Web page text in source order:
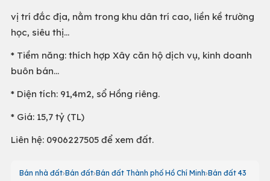
vị trí đắc địa, nằm trong khu dân trí cao, liền kề trường
học, siêu thị…
* Tiềm năng: thích hợp Xây căn hộ dịch vụ, kinh doanh
buôn bán...
* Diện tích: 91,4m2, sổ Hồng riêng.
* Giá: 15,7 tỷ (TL)
Liên hệ: 0906227505 để xem đất.
Bán nhà đất Bán đất Bán đất Thành phố Hồ Chí Minh Bán đất 43